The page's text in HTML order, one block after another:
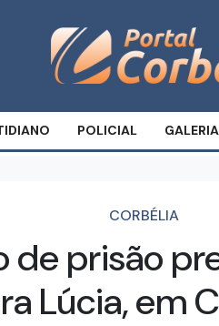
POLICIAL
CORBÉLIA
de prisão
Lúcia, em